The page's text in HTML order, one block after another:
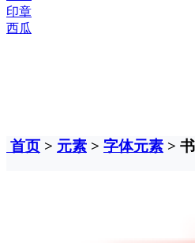
印章
西瓜
首页 > 元素 > 字体元素 >